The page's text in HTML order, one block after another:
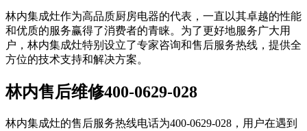
林内集成灶作为高品质厨房电器的代表，一直以其卓越的性能
和优质的服务赢得了消费者的青睐。为了更好地服务广大用
户，林内集成灶特别设立了专家咨询和售后服务热线，提供全
方位的技术支持和解决方案。
林内售后维修400-0629-028
林内集成灶的售后服务热线电话为400-0629-028，用户在遇到